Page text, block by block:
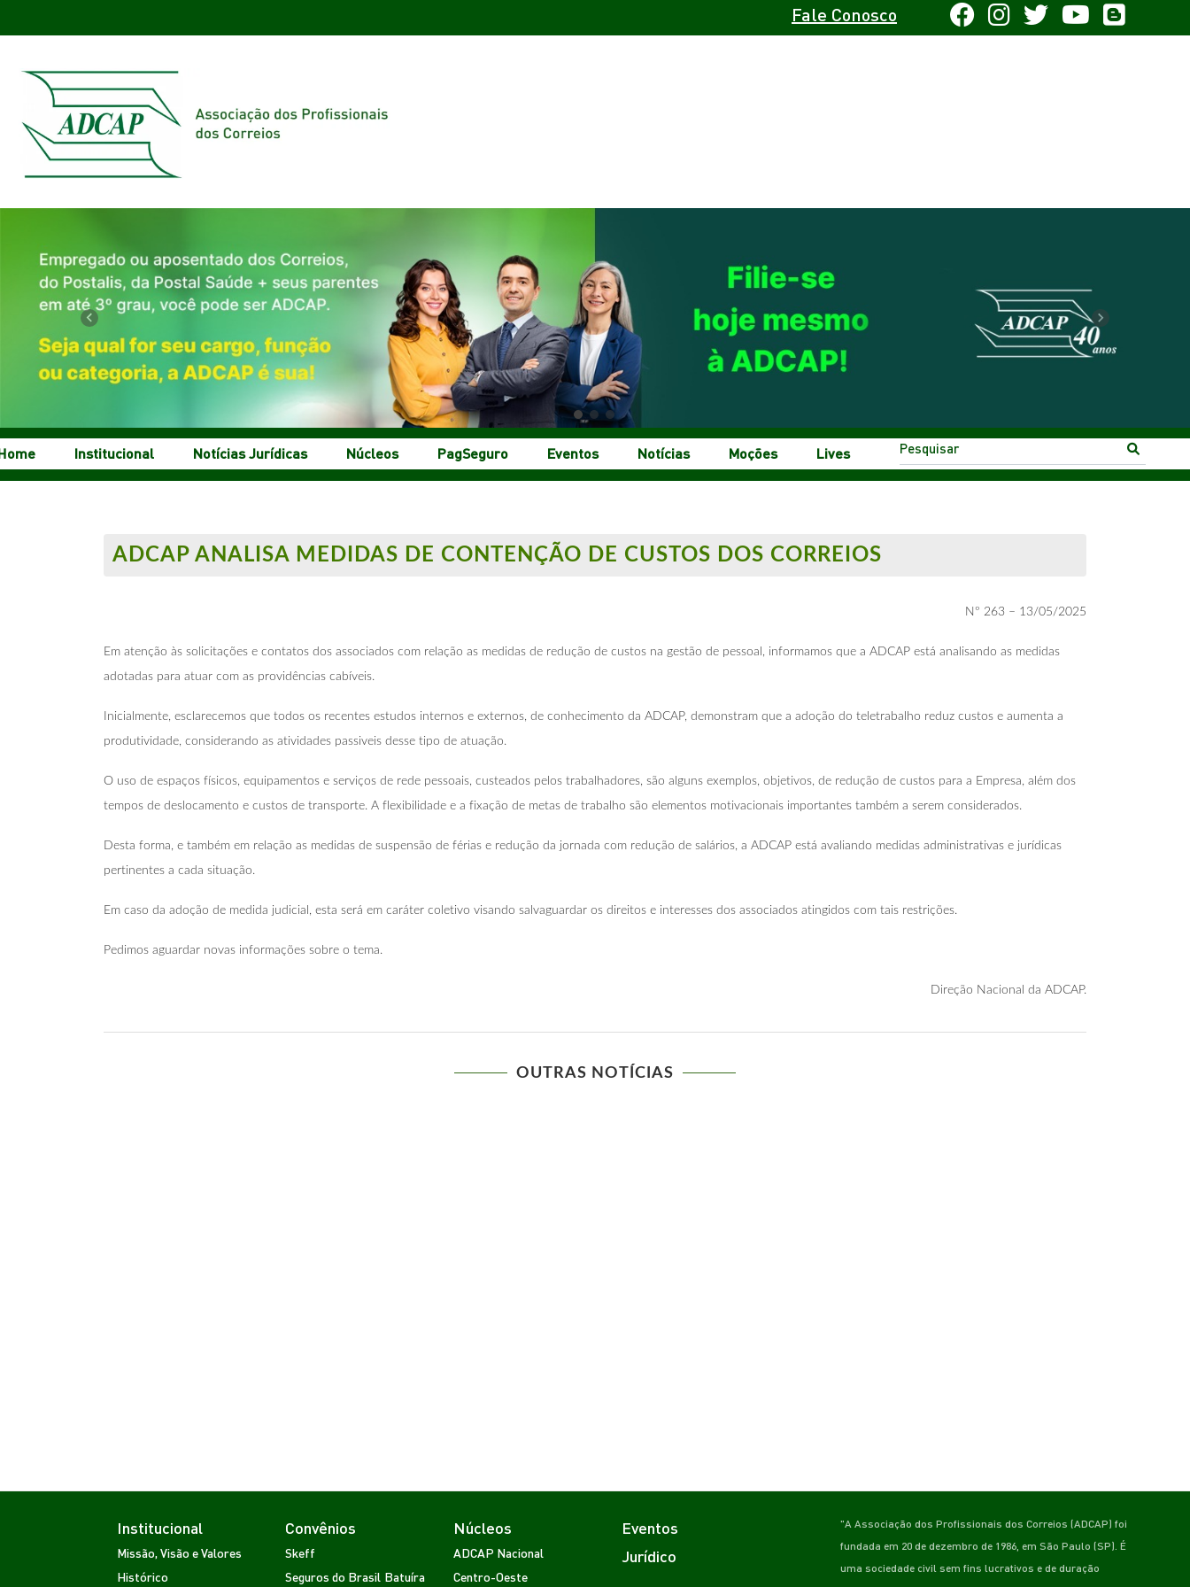
Fale Conosco
Previous Next
Institucional Notícias Jurídicas Núcleos PagSeguro Eventos Notícias Moções Lives
ADCAP ANALISA MEDIDAS DE CONTENÇÃO DE CUSTOS DOS CORREIOS
Nº 263 – 13/05/2025
Em atenção às solicitações e contatos dos associados com relação as medidas de redução de custos na gestão de pessoal, informamos que a ADCAP está analisando as medidas
adotadas para atuar com as providências cabíveis.
Inicialmente, esclarecemos que todos os recentes estudos internos e externos, de conhecimento da ADCAP, demonstram que a adoção do teletrabalho reduz custos e aumenta a
produtividade, considerando as atividades passiveis desse tipo de atuação.
O uso de espaços físicos, equipamentos e serviços de rede pessoais, custeados pelos trabalhadores, são alguns exemplos, objetivos, de redução de custos para a Empresa, além dos
tempos de deslocamento e custos de transporte. A flexibilidade e a fixação de metas de trabalho são elementos motivacionais importantes também a serem considerados.
Desta forma, e também em relação as medidas de suspensão de férias e redução da jornada com redução de salários, a ADCAP está avaliando medidas administrativas e jurídicas
pertinentes a cada situação.
Em caso da adoção de medida judicial, esta será em caráter coletivo visando salvaguardar os direitos e interesses dos associados atingidos com tais restrições.
Pedimos aguardar novas informações sobre o tema.
Direção Nacional da ADCAP.
OUTRAS NOTÍCIAS
Institucional
Missão, Visão e Valores
Histórico
Convênios
Skeff
Seguros do Brasil Batuíra
Núcleos
ADCAP Nacional
Centro-Oeste
Eventos
Jurídico
"A Associação dos Profissionais dos Correios (ADCAP) foi
fundada em 20 de dezembro de 1986, em São Paulo (SP). É
uma sociedade civil sem fins lucrativos e de duração